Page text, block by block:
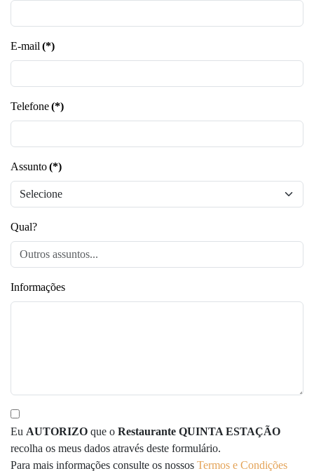
E-mail (*)
Telefone(*)
Assunto(*)
Qual?
Informações
Eu AUTORIZO que o Restaurante QUINTA ESTAÇÃO
recolha os meus dados através deste formulário.
Para mais informações consulte os nossos Termos e Condições